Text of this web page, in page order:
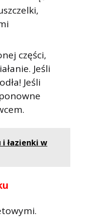
części,
Jeśli
Jeśli
łazienki w